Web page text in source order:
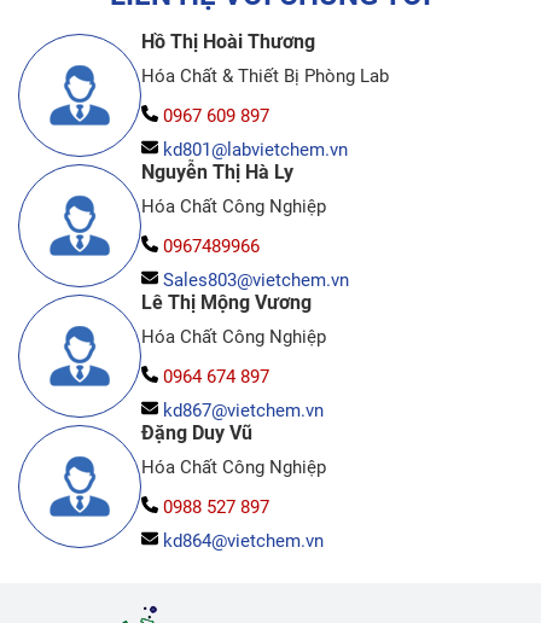
Hồ Thị Hoài Thương
Hóa Chất & Thiết Bị Phòng Lab
0967 609 897
kd801@labvietchem.vn
Nguyễn Thị Hà Ly
Hóa Chất Công Nghiệp
0967489966
Sales803@vietchem.vn
Lê Thị Mộng Vương
Hóa Chất Công Nghiệp
0964 674 897
kd867@vietchem.vn
Đặng Duy Vũ
Hóa Chất Công Nghiệp
0988 527 897
kd864@vietchem.vn